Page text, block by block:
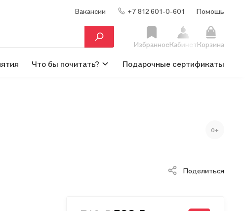
Вакансии +7 812 601-0-601 Помощь
ИзбранноеКабинетКорзина
Что бы почитать? Подарочные сертификаты
0+
Поделиться